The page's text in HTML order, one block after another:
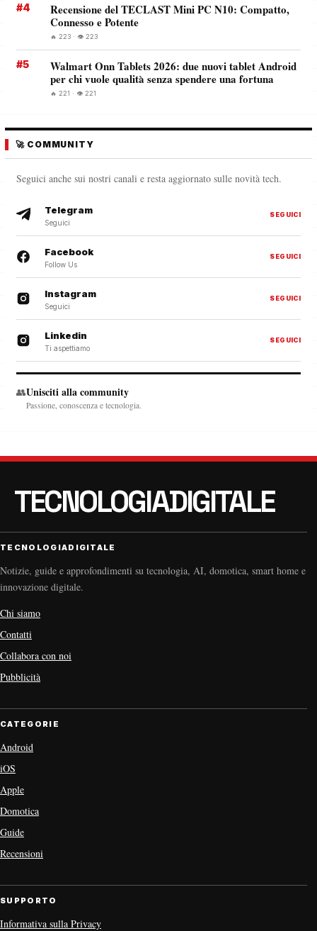
#4
Recensione del TECLAST Mini PC N10: Compatto,
Connesso e Potente
🔥 223 · 👁️ 223
#5
Walmart Onn Tablets 2026: due nuovi tablet Android
per chi vuole qualità senza spendere una fortuna
🔥 221 · 👁️ 221
🚀 COMMUNITY
Seguici anche sui nostri canali e resta aggiornato sulle novità tech.
Telegram
Seguici
SEGUICI
Facebook
Follow Us
SEGUICI
Instagram
Seguici
SEGUICI
Linkedin
Ti aspettiamo
SEGUICI
👥Unisciti alla community
Passione, conoscenza e tecnologia.
TECNOLOGIADIGITALE
Notizie, guide e approfondimenti su tecnologia, AI, domotica, smart home e
innovazione digitale.
Chi siamo
Contatti
Collabora con noi
Pubblicità
CATEGORIE
Android
iOS
Apple
Domotica
Guide
Recensioni
SUPPORTO
Informativa sulla Privacy